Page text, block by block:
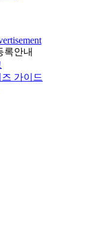
록안내
가이드